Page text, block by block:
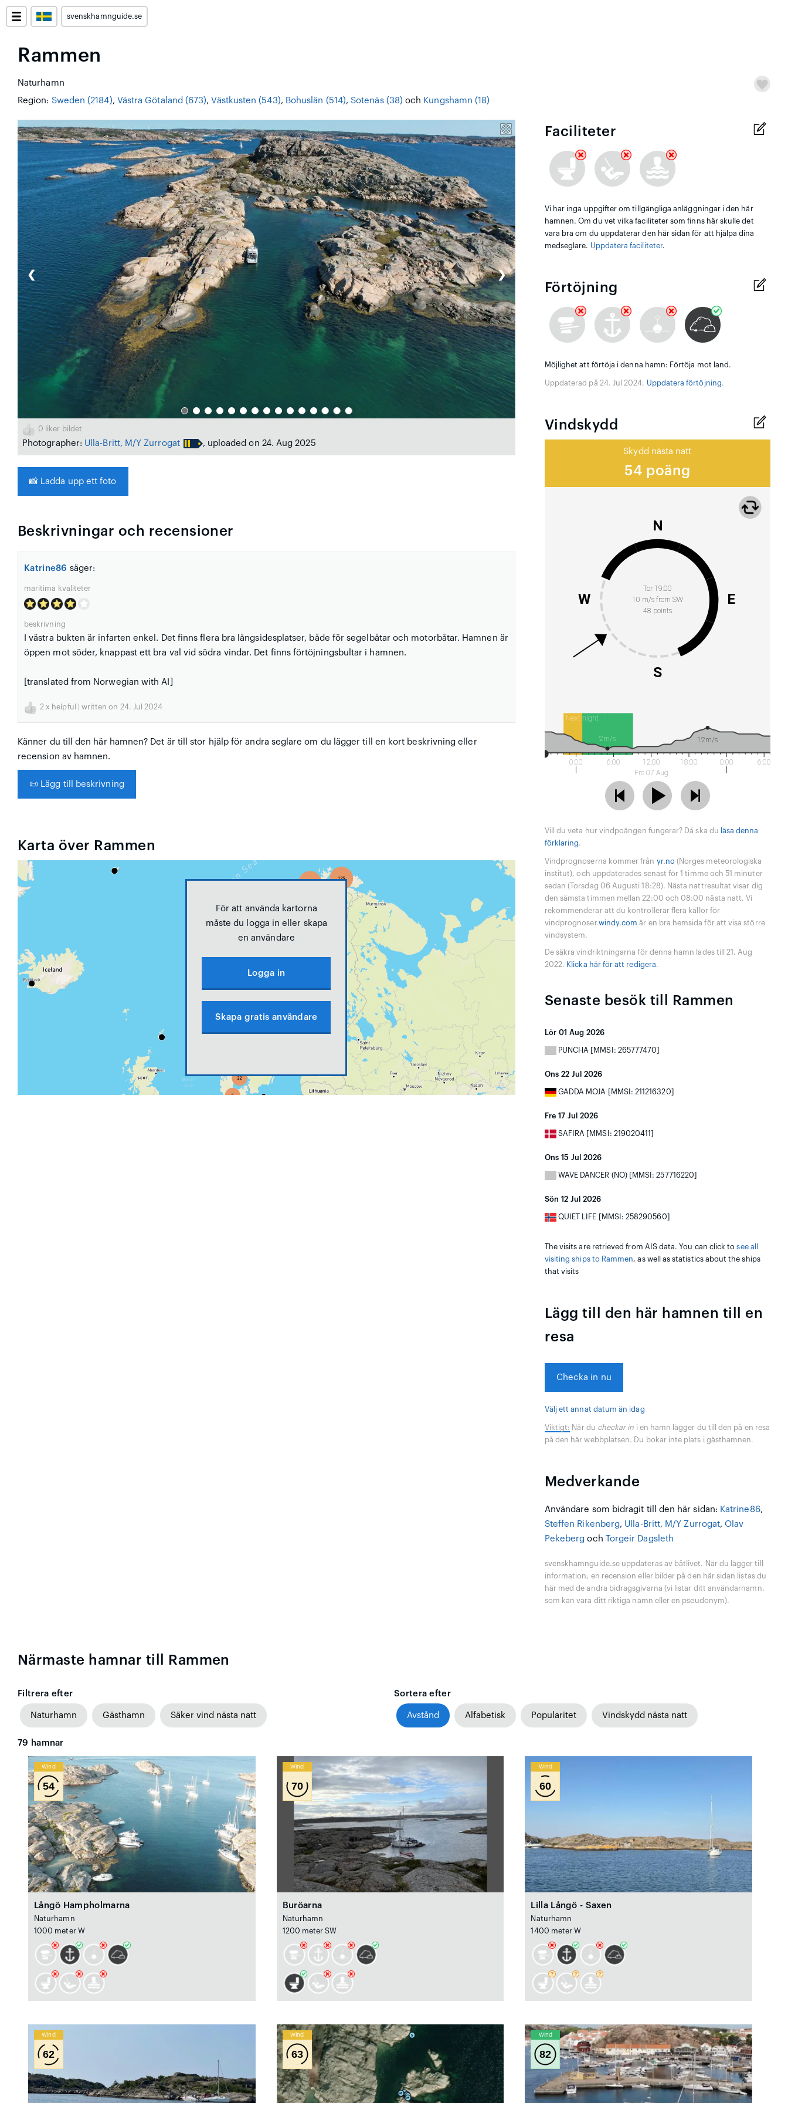
svenskhamnguide.se
Rammen
Naturhamn
Region: Sweden (2184), Västra Götaland (673), Västkusten (543), Bohuslän (514), Sotenäs (38) och Kungshamn (18)
❮ ❯
0 liker bildet
Photographer: Ulla-Britt, M/Y Zurrogat , uploaded on 24. Aug 2025
📸 Ladda upp ett foto
Beskrivningar och recensioner
Katrine86 säger:
maritima kvaliteter
beskrivning
I västra bukten är infarten enkel. Det finns flera bra långsidesplatser, både för segelbåtar och motorbåtar. Hamnen är
öppen mot söder, knappast ett bra val vid södra vindar. Det finns förtöjningsbultar i hamnen.
[translated from Norwegian with AI]
2 x helpful | written on 24. Jul 2024
Känner du till den här hamnen? Det är till stor hjälp för andra seglare om du lägger till en kort beskrivning eller
recension av hamnen.
📜 Lägg till beskrivning
Karta över Rammen
För att använda kartorna
måste du logga in eller skapa
en användare
Logga in
Skapa gratis användare
Faciliteter
Vi har inga uppgifter om tillgängliga anläggningar i den här
hamnen. Om du vet vilka faciliteter som finns här skulle det
vara bra om du uppdaterar den här sidan för att hjälpa dina
medseglare. Uppdatera faciliteter.
Förtöjning
Möjlighet att förtöja i denna hamn: Förtöja mot land.
Uppdaterad på 24. Jul 2024. Uppdatera förtöjning.
Vindskydd
Skydd nästa natt
54 poäng
Tor 19:00
10 m/s from SW
48 points
N
E
S
W
Next night
0:00 6:00
12:00
Fre 07 Aug
18:00 0:00 6:00
12m/s
2m/s
Vill du veta hur vindpoängen fungerar? Då ska du läsa denna
förklaring.
Vindprognoserna kommer från yr.no (Norges meteorologiska
institut), och uppdaterades senast för 1 timme och 51 minuter
sedan (Torsdag 06 Augusti 18:28). Nästa nattresultat visar dig
den sämsta timmen mellan 22:00 och 08:00 nästa natt. Vi
rekommenderar att du kontrollerar flera källor för
vindprognoser.windy.com är en bra hemsida för att visa större
vindsystem.
De säkra vindriktningarna för denna hamn lades till 21. Aug
2022. Klicka här för att redigera.
Senaste besök till Rammen
Lör 01 Aug 2026
PUNCHA [MMSI: 265777470]
Ons 22 Jul 2026
GADDA MOJA [MMSI: 211216320]
Fre 17 Jul 2026
SAFIRA [MMSI: 219020411]
Ons 15 Jul 2026
WAVE DANCER (NO) [MMSI: 257716220]
Sön 12 Jul 2026
QUIET LIFE [MMSI: 258290560]
The visits are retrieved from AIS data. You can click tosee all
visiting ships to Rammen, as well as statistics about the ships
that visits
Lägg till den här hamnen till en
resa
Checka in nu
Välj ett annat datum än idag
Viktigt: När du checkar in i en hamn lägger du till den på en resa
på den här webbplatsen. Du bokar inte plats i gästhamnen.
Medverkande
Användare som bidragit till den här sidan: Katrine86,
Steffen Rikenberg, Ulla-Britt, M/Y Zurrogat,Olav
Pekeberg och Torgeir Dagsleth
svenskhamnguide.se uppdateras av båtlivet. När du lägger till
information, en recension eller bilder på den här sidan listas du
här med de andra bidragsgivarna (vi listar ditt användarnamn,
som kan vara ditt riktiga namn eller en pseudonym).
Närmaste hamnar till Rammen
Filtrera efter
Naturhamn Gästhamn Säker vind nästa natt
Sortera efter
Avstånd Alfabetisk Popularitet Vindskydd nästa natt
79 hamnar
Wind
54
Långö Hampholmarna
Naturhamn
1000 meter W
Wind
70
Buröarna
Naturhamn
1200 meter SW
Wind
60
Lilla Långö - Saxen
Naturhamn
1400 meter W
Wind
62
Wind
63
Wind
82